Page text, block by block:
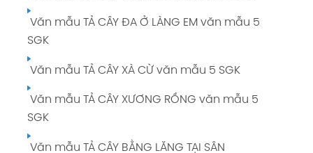
Văn mẫu TẢ CÂY ĐA Ở LÀNG EM văn mẫu 5
SGK
Văn mẫu TẢ CÂY XÀ CỪ văn mẫu 5 SGK
Văn mẫu TẢ CÂY XƯƠNG RỒNG văn mẫu 5
SGK
Văn mẫu TẢ CÂY BẰNG LĂNG TẠI SÂN